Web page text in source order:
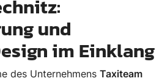
und
im Einklang
des Unternehmens Taxiteam